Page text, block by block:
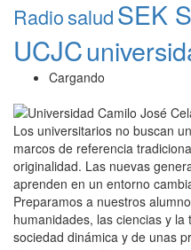
RadiosaludSEK
UCJC
Cargando
Los universitarios no buscan
marcos de referencia
originalidad. Las nuevas
aprenden en un entorno
Preparamos a nuestros
humanidades, las ciencias y
sociedad dinámica y de unas